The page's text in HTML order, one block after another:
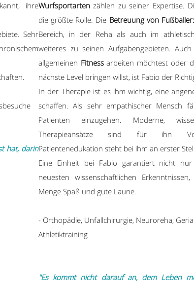
ihre
Sehr
hat, darin
Wurfsportarten zählen zu seiner Expertise.
die größte Rolle. Die Betreuung von
Bereich, in der Reha als auch im
weiteres zu seinen Aufgabengebieten.
allgemeinen Fitnessarbeiten möchtest oder
nächste Level bringen willst, ist Fabio der
In der Therapie ist es ihm wichtig, eine
schaffen. Als sehr empathischer Mensch
Patienten einzugehen. Moderne,
Therapieansätze sind für ihn
Patientenedukation steht bei ihm an erster
Eine Einheit bei Fabio garantiert nicht
neuesten wissenschaftlichen
Menge Spaß und gute Laune.
- Orthopädie, Unfallchirurgie, Neuroreha,
Athletiktraining
"Es kommt nicht darauf an, dem Leben